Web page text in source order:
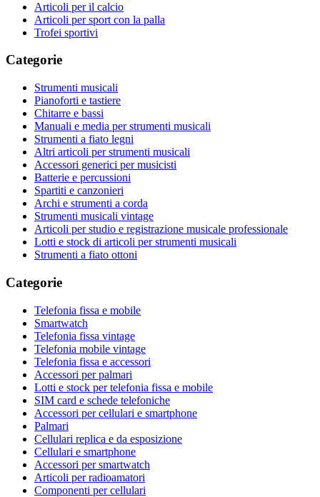
Articoli per il calcio
Articoli per sport con la palla
Trofei sportivi
Categorie
Strumenti musicali
Pianoforti e tastiere
Chitarre e bassi
Manuali e media per strumenti musicali
Strumenti a fiato legni
Altri articoli per strumenti musicali
Accessori generici per musicisti
Batterie e percussioni
Spartiti e canzonieri
Archi e strumenti a corda
Strumenti musicali vintage
Articoli per studio e registrazione musicale professionale
Lotti e stock di articoli per strumenti musicali
Strumenti a fiato ottoni
Categorie
Telefonia fissa e mobile
Smartwatch
Telefonia fissa vintage
Telefonia mobile vintage
Telefonia fissa e accessori
Accessori per palmari
Lotti e stock per telefonia fissa e mobile
SIM card e schede telefoniche
Accessori per cellulari e smartphone
Palmari
Cellulari replica e da esposizione
Cellulari e smartphone
Accessori per smartwatch
Articoli per radioamatori
Componenti per cellulari